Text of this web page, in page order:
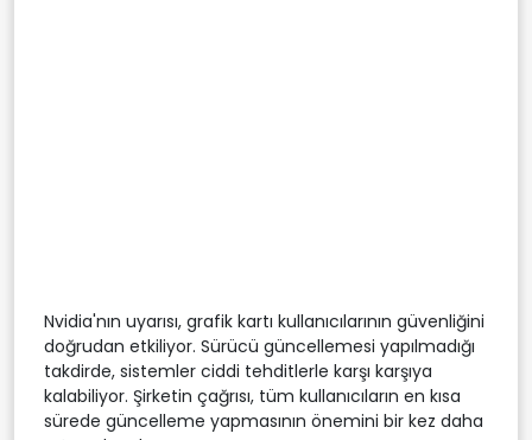
Nvidia'nın uyarısı, grafik kartı kullanıcılarının güvenliğini
doğrudan etkiliyor. Sürücü güncellemesi yapılmadığı
takdirde, sistemler ciddi tehditlerle karşı karşıya
kalabiliyor. Şirketin çağrısı, tüm kullanıcıların en kısa
sürede güncelleme yapmasının önemini bir kez daha